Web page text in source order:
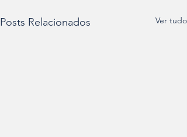
Posts Relacionados Ver tudo